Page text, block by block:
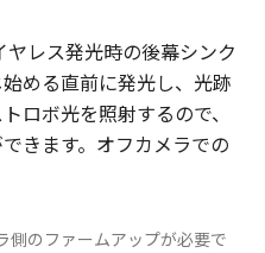
レス発光時の後幕シンク
める直前に発光し、光跡
ロボ光を照射するので、
きます。オフカメラでの
側のファームアップが必要で